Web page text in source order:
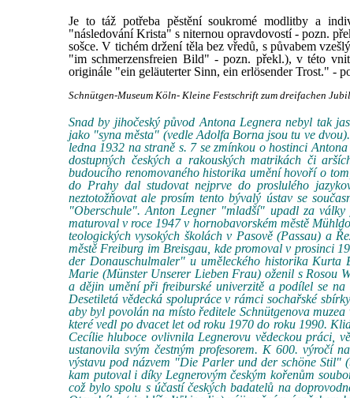
Je to táž potřeba pěstění soukromé modlitby a
"následování Krista" s niternou opravdovostí - pozn.
sošce. V tichém držení těla bez vředů, s půvabem
"im schmerzensfreien Bild" - pozn. překl.), v této
originále "ein geläuterter Sinn, ein erlösender Trost." -
Schnütgen-Museum Köln- Kleine Festschrift zum dreifachen
Snad by jihočeský původ Antona Legnera nebyl tak
jako "syna města" (vedle Adolfa Borna jsou tu ve
ledna 1932 na straně s. 7 se zmínkou o hostinci
dostupných českých a rakouských matrikách či
budoucího renomovaného historika umění hovoří o
do Prahy dal studovat nejprve do proslulého
neztotožňovat ale prosím tento bývalý ústav se
"Oberschule". Anton Legner "mladší" upadl za
maturoval v roce 1947 v hornobavorském městě
teologických vysokých školách v Pasově (Passau) a
městě Freiburg im Breisgau, kde promoval v prosinci
der Donauschulmaler" u uměleckého historika Kurta
Marie (Münster Unserer Lieben Frau) oženil s Rosou
a dějin umění při freiburské univerzitě a podílel se na
Desetiletá vědecká spolupráce v rámci sochařské
aby byl povolán na místo ředitele Schnütgenova
které vedl po dvacet let od roku 1970 do roku 1990.
Cecílie hluboce ovlivnila Legnerovu vědeckou práci,
ustanovila svým čestným profesorem. K 600. výročí
výstavu pod názvem "Die Parler und der schöne Stil"
kam putoval i díky Legnerovým českým kořenům
což bylo spolu s účastí českých badatelů na